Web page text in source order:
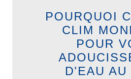
POURQUOI
CLIM
POUR
D'EAU AU